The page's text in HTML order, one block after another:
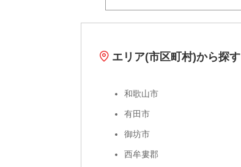
エリア(市区町村)から探す
和歌山市
有田市
御坊市
西牟婁郡